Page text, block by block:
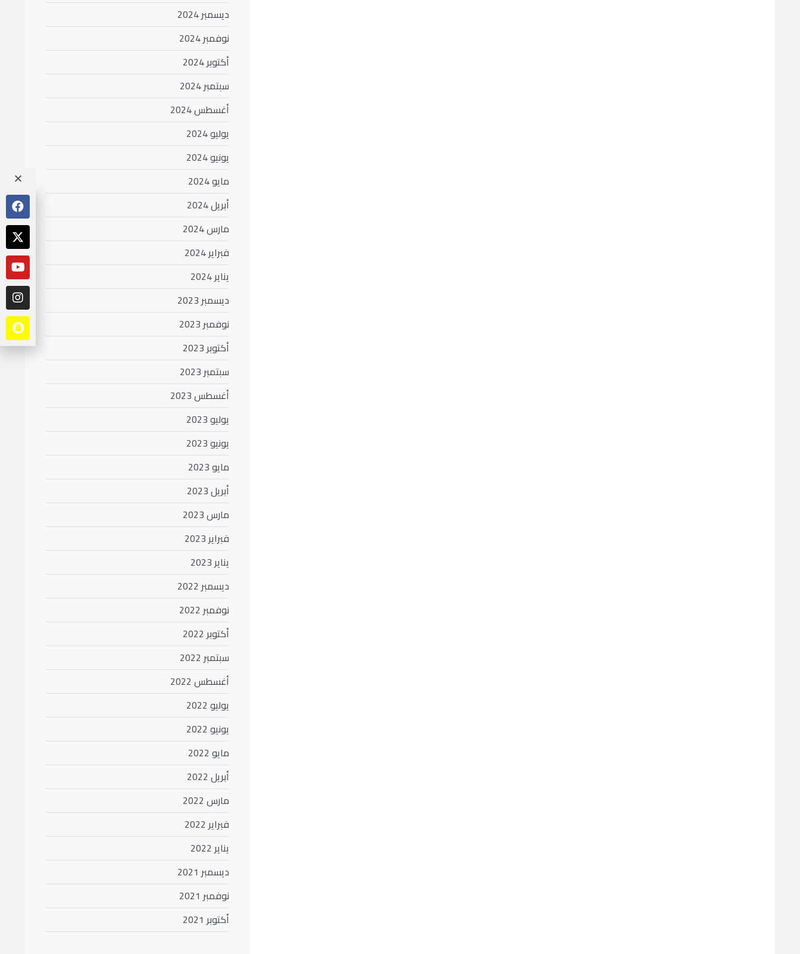
ديسمبر 2024
نوفمبر 2024
أكتوبر 2024
سبتمبر 2024
أغسطس 2024
يوليو 2024
يونيو 2024
مايو 2024
أبريل 2024
مارس 2024
فبراير 2024
يناير 2024
ديسمبر 2023
نوفمبر 2023
أكتوبر 2023
سبتمبر 2023
أغسطس 2023
يوليو 2023
يونيو 2023
مايو 2023
أبريل 2023
مارس 2023
فبراير 2023
يناير 2023
ديسمبر 2022
نوفمبر 2022
أكتوبر 2022
سبتمبر 2022
أغسطس 2022
يوليو 2022
يونيو 2022
مايو 2022
أبريل 2022
مارس 2022
فبراير 2022
يناير 2022
ديسمبر 2021
نوفمبر 2021
أكتوبر 2021